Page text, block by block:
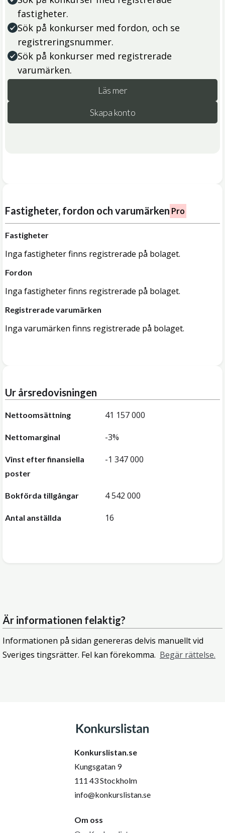
fastigheter.
Sök på konkurser med fordon, och se
registreringsnummer.
Sök på konkurser med registrerade
varumärken.
Läs mer
Skapa konto
Fastigheter, fordon och varumärken Pro
Fastigheter
Inga fastigheter finns registrerade på bolaget.
Fordon
Inga fastigheter finns registrerade på bolaget.
Registrerade varumärken
Inga varumärken finns registrerade på bolaget.
Ur årsredovisningen
Nettoomsättning 41 157 000
Nettomarginal -3%
Vinst efter finansiella
poster
-1 347 000
Bokförda tillgångar 4 542 000
Antal anställda 16
Är informationen felaktig?
Informationen på sidan genereras delvis manuellt vid
Sveriges tingsrätter. Fel kan förekomma. Begär rättelse.
Konkurslistan.se
Kungsgatan 9
111 43 Stockholm
info@konkurslistan.se
Om oss